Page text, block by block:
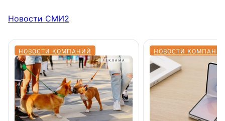
Новости СМИ2
НОВОСТИ КОМПАНИЙ НОВОСТИ